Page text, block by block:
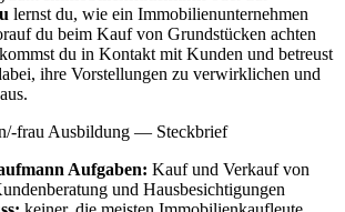
lernst du, wie ein Immobilienunternehmen
du beim Kauf von Grundstücken achten
du in Kontakt mit Kunden und betreust
ihre Vorstellungen zu verwirklichen und
frau Ausbildung — Steckbrief
Aufgaben: Kauf und Verkauf von
und Hausbesichtigungen